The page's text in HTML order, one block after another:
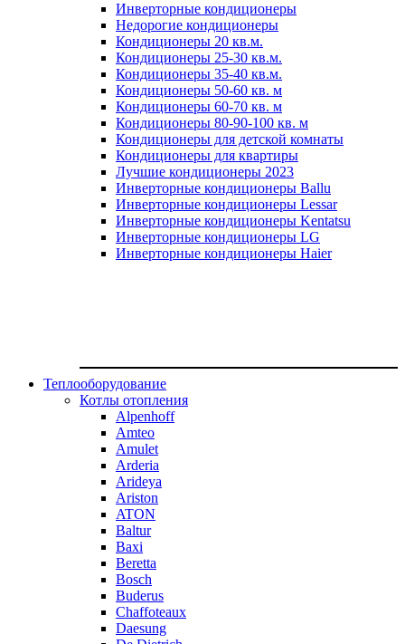
Инверторные кондиционеры
Недорогие кондиционеры
Кондиционеры 20 кв.м.
Кондиционеры 25-30 кв.м.
Кондиционеры 35-40 кв.м.
Кондиционеры 50-60 кв. м
Кондиционеры 60-70 кв. м
Кондиционеры 80-90-100 кв. м
Кондиционеры для детской комнаты
Кондиционеры для квартиры
Лучшие кондиционеры 2023
Инверторные кондиционеры Ballu
Инверторные кондиционеры Lessar
Инверторные кондиционеры Kentatsu
Инверторные кондиционеры LG
Инверторные кондиционеры Haier
Теплооборудование
Котлы отопления
Alpenhoff
Amteo
Amulet
Arderia
Arideya
Ariston
ATON
Baltur
Baxi
Beretta
Bosch
Buderus
Chaffoteaux
Daesung